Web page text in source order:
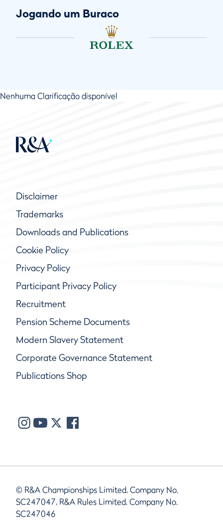
Jogando um Buraco
Nenhuma Clarificação disponível
Disclaimer
Trademarks
Downloads and Publications
Cookie Policy
Privacy Policy
Participant Privacy Policy
Recruitment
Pension Scheme Documents
Modern Slavery Statement
Corporate Governance Statement
Publications Shop
© R&A Championships Limited, Company No.
SC247047, R&A Rules Limited, Company No.
SC247046